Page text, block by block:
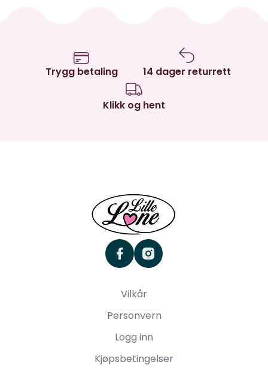
Trygg betaling 14 dager returrett
Klikk og hent
facebookinstagram
Vilkår
Personvern
Logg inn
Kjøpsbetingelser